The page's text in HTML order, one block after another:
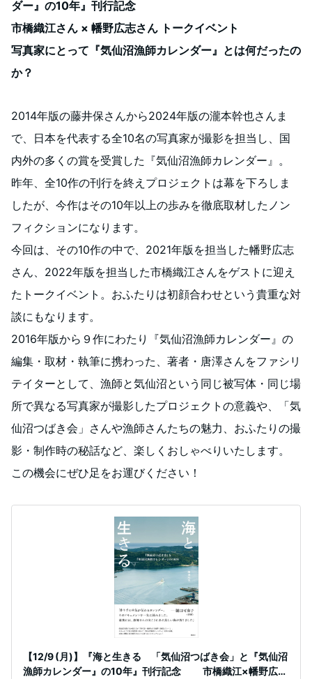
ダー』の10年』刊行記念
市橋織江さん × 幡野広志さん トークイベント
写真家にとって『気仙沼漁師カレンダー』とは何だったの
か？
2014年版の藤井保さんから2024年版の瀧本幹也さんま
で、日本を代表する全10名の写真家が撮影を担当し、国
内外の多くの賞を受賞した『気仙沼漁師カレンダー』。
昨年、全10作の刊行を終えプロジェクトは幕を下ろしま
したが、今作はその10年以上の歩みを徹底取材したノン
フィクションになります。
今回は、その10作の中で、2021年版を担当した幡野広志
さん、2022年版を担当した市橋織江さんをゲストに迎え
たトークイベント。おふたりは初顔合わせという貴重な対
談にもなります。
2016年版から９作にわたり『気仙沼漁師カレンダー』の
編集・取材・執筆に携わった、著者・唐澤さんをファシリ
テイターとして、漁師と気仙沼という同じ被写体・同じ場
所で異なる写真家が撮影したプロジェクトの意義や、「気
仙沼つばき会」さんや漁師さんたちの魅力、おふたりの撮
影・制作時の秘話など、楽しくおしゃべりいたします。
この機会にぜひ足をお運びください！
【12/9 (月)】『海と生きる 「気仙沼つばき会」と『気仙沼
漁師カレンダー』の10年』刊行記念 市橋織江×幡野広志